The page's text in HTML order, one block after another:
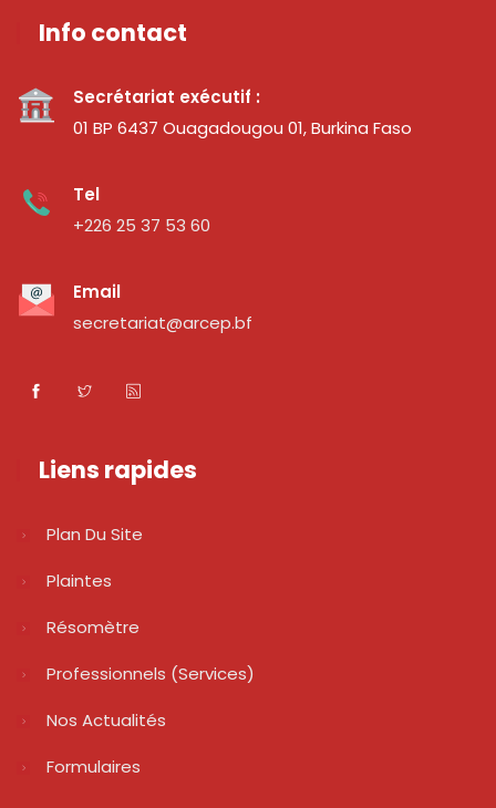
Info contact
Secrétariat exécutif :
01 BP 6437 Ouagadougou 01, Burkina Faso
Tel
+226 25 37 53 60
Email
secretariat@arcep.bf
Liens rapides
Plan Du Site
Plaintes
Résomètre
Professionnels (services)
Nos Actualités
Formulaires